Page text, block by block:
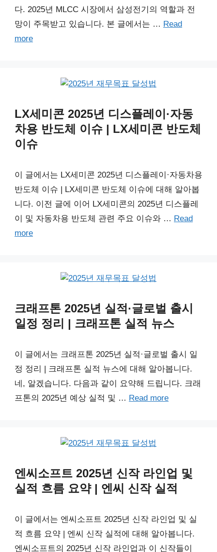
다. 2025년 MLCC 시장에서 삼성전기의 역할과 전
망이 주목받고 있습니다. 본 글에서는 … Read
more
LX세미콘 2025년 디스플레이·자동
차용 반도체 이슈 | LX세미콘 반도체
이슈
이 글에서는 LX세미콘 2025년 디스플레이·자동차용
반도체 이슈 | LX세미콘 반도체 이슈에 대해 알아봅
니다. 이전 글에 이어 LX세미콘의 2025년 디스플레
이 및 자동차용 반도체 관련 주요 이슈와 … Read
more
크래프톤 2025년 실적·글로벌 출시
일정 정리 | 크래프톤 실적 뉴스
이 글에서는 크래프톤 2025년 실적·글로벌 출시 일
정 정리 | 크래프톤 실적 뉴스에 대해 알아봅니다.
네, 알겠습니다. 다음과 같이 요약해 드립니다. 크래
프톤의 2025년 예상 실적 및 … Read more
엔씨소프트 2025년 신작 라인업 및
실적 흐름 요약 | 엔씨 신작 실적
이 글에서는 엔씨소프트 2025년 신작 라인업 및 실
적 흐름 요약 | 엔씨 신작 실적에 대해 알아봅니다.
엔씨소프트의 2025년 신작 라인업과 이 신작들이